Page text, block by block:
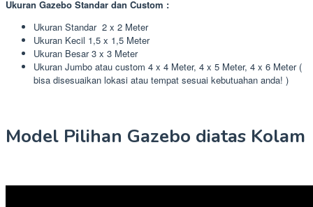
Ukuran Gazebo Standar dan Custom :
Ukuran Standar 2 x 2 Meter
Ukuran Kecil 1,5 x 1,5 Meter
Ukuran Besar 3 x 3 Meter
Ukuran Jumbo atau custom 4 x 4 Meter, 4 x 5 Meter, 4 x 6 Meter (
bisa disesuaikan lokasi atau tempat sesuai kebutuahan anda! )
Model Pilihan Gazebo diatas Kolam